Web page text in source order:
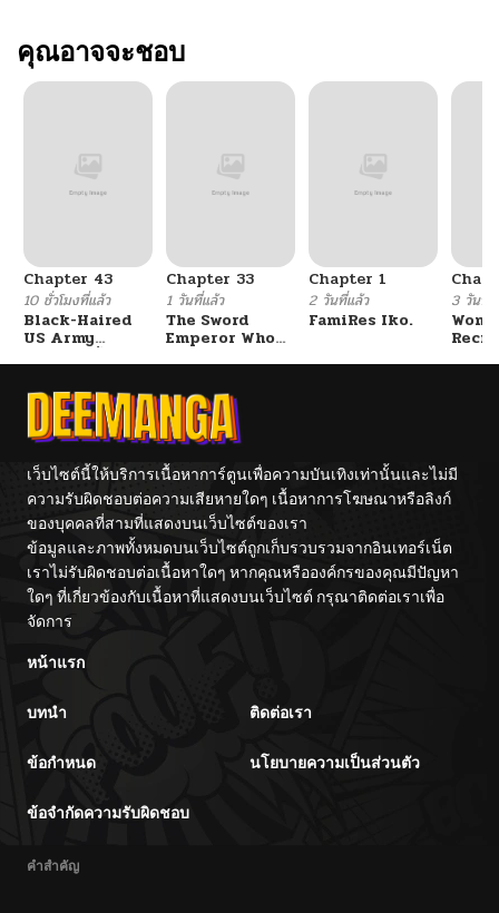
ตอนที่ 94
ตอนที่ 90 05/26/2025
ตอนที่ 89
ตอนที่ 88
ตอนที่ 87 05/05/2025
ตอนที่ 86 04/28/2025
ตอนที่ 85 04/23/2025
ตอนที่ 84
ตอนที่ 83
คุณอาจจะชอบ
Chapter 43
10 ชั่วโมงที่แล้ว
Black-Haired
US Army
General ย้อนเวลา
Chapter 33
1 วันที่แล้ว
The Sword
Emperor Who
จักรพรรดิเทพดาบ
ผงาดเหนือชาติภพ
Chapter 1
2 วันที่แล้ว
FamiRes Iko.
3 วันที่
เว็บไซต์นี้ให้บริการเนื้อหาการ์ตูนเพื่อความบันเทิงเท่านั้นและไม่มี
ความรับผิดชอบต่อความเสียหายใดๆ เนื้อหาการโฆษณาหรือลิงก์
ของบุคคลที่สามที่แสดงบนเว็บไซต์ของเรา
ข้อมูลและภาพทั้งหมดบนเว็บไซต์ถูกเก็บรวบรวมจากอินเทอร์เน็ต
เราไม่รับผิดชอบต่อเนื้อหาใดๆ หากคุณหรือองค์กรของคุณมีปัญหา
ใดๆ ที่เกี่ยวข้องกับเนื้อหาที่แสดงบนเว็บไซต์ กรุณาติดต่อเราเพื่อ
จัดการ
หน้าแรก
บทนำ ติดต่อเรา
ข้อกำหนด นโยบายความเป็นส่วนตัว
ข้อจำกัดความรับผิดชอบ
คำสำคัญ